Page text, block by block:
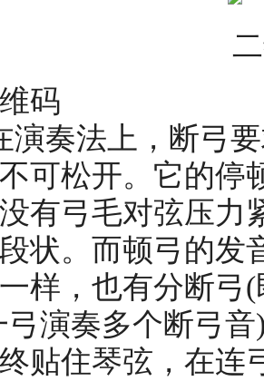
码
奏法上，断弓
可松开。它的停
有弓毛对弦压力
状。而顿弓的发
样，也有分断弓
弓演奏多个断弓
贴住琴弦，在连